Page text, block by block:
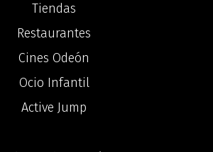
Tiendas
Restaurantes
Cines Odeón
Ocio Infantil
Active Jump